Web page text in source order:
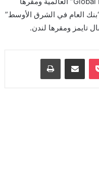
العام في الشرق الأوسط”
تايمز ومقرها لندن.
‫Pocket مشاركة عبر البريد طباعة